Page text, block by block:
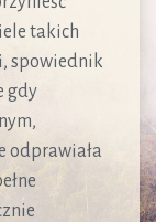
takich
spowiednik
gdy
odprawiała